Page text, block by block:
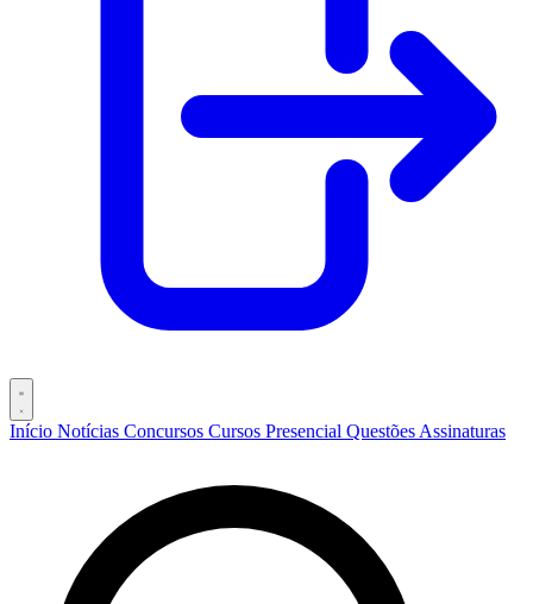
Início Notícias Concursos Cursos Presencial Questões Assinaturas